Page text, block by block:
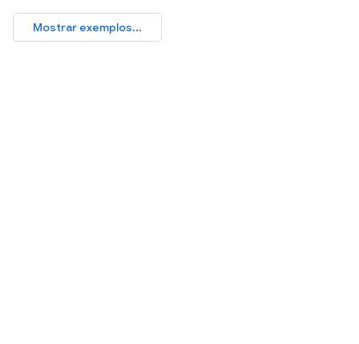
Mostrar exemplos...